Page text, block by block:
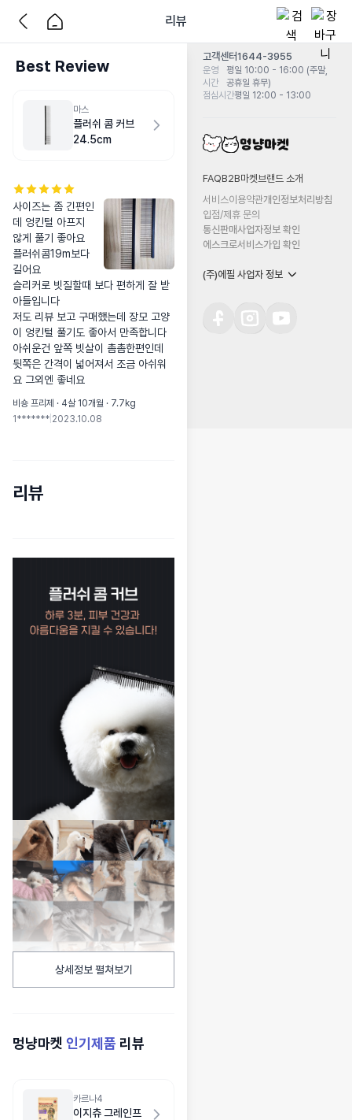
리뷰
Best Review
마스
플러쉬 콤 커브
24.5cm
사이즈는 좀 긴편인
데 엉킨털 아프지
않게 풀기 좋아요
플러쉬콤19m보다
길어요
슬리커로 빗질할때 보다 편하게 잘 받
아들입니다
저도 리뷰 보고 구매했는데 장모 고양
이 엉킨털 풀기도 좋아서 만족합니다
아쉬운건 앞쪽 빗살이 촘촘한편인데
뒷쪽은 간격이 넓어져서 조금 아쉬워
요 그외엔 좋네요
비숑 프리제 · 4살 10개월 · 7.7kg
1******* 2023.10.08
리뷰
상세정보 펼쳐보기
멍냥마켓 인기제품 리뷰
카르나4
이지츄 그레인프
고객센터1644-3955
운영
시간
평일 10:00 - 16:00 (주말,
공휴일 휴무)
점심시간평일 12:00 - 13:00
FAQB2B마켓 브랜드 소개
서비스이용약관개인정보처리방침
입점/제휴 문의
통신판매사업자정보 확인
에스크로서비스가입 확인
(주)에필 사업자 정보